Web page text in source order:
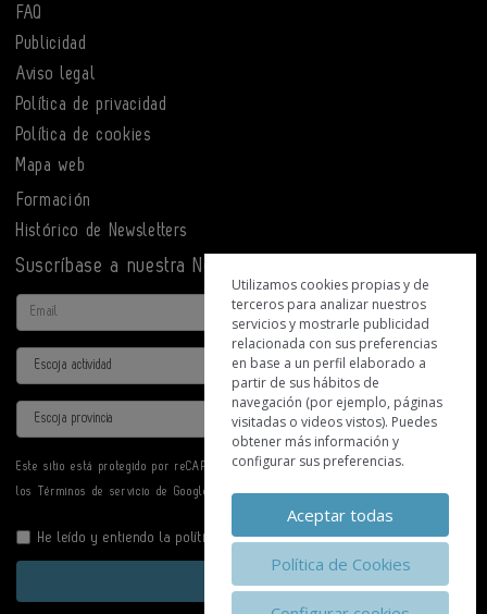
FAQ
Publicidad
Aviso legal
Política de privacidad
Política de cookies
Mapa web
Formación
Histórico de Newsletters
Suscríbase a nuestra Newsletter
Email
Actividad
Provincia
Este sitio está protegido por reCAPTCHA y se aplican laPolítica de privacidad
los Términos de servicio de Google.
He leído y entiendo lapolítica de privacidad
Enviar
Utilizamos cookies propias y de
terceros para analizar nuestros
servicios y mostrarle publicidad
relacionada con sus preferencias
en base a un perfil elaborado a
partir de sus hábitos de
navegación (por ejemplo, páginas
visitadas o videos vistos). Puedes
obtener más información y
configurar sus preferencias.
Aceptar todas
Política de Cookies